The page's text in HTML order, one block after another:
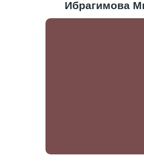
Ибрагимова